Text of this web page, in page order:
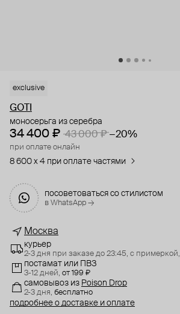
exclusive
GOTI
моносерьга из серебра
34 400 ₽ 43 000 ₽ −20%
при оплате онлайн
8 600 x 4 при оплате частями
посоветоваться со стилистом
в WhatsApp →
Москва
курьер
2-3 дня при заказе до 23:45, с примеркой,
постамат или ПВЗ
3-12 дней, от 199 ₽
самовывоз из Poison Drop
2-3 дня, бесплатно
подробнее о доставке и оплате